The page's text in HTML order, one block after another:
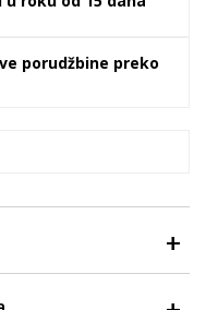
porudžbine preko